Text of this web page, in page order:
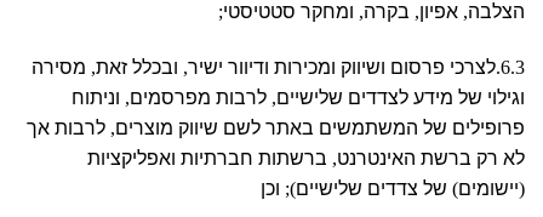
הצלבה, אפיון, בקרה, ומחקר סטטיסטי;
6.3. לצרכי פרסום ושיווק ומכירות ודיוור ישיר, ובכלל זאת, מסירה
וגילוי של מידע לצדדים שלישיים, לרבות מפרסמים, וניתוח
פרופילים של המשתמשים באתר לשם שיווק מוצרים, לרבות אך
לא רק ברשת האינטרנט, ברשתות חברתיות ואפליקציות
(יישומים) של צדדים שלישיים); וכן